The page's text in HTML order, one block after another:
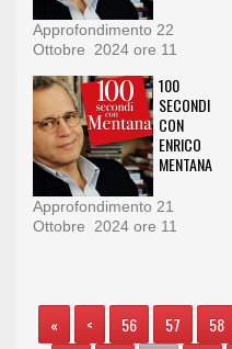
Approfondimento 22
Ottobre 2024 ore 11
100
SECONDI
CON
ENRICO
MENTANA
Approfondimento 21
Ottobre 2024 ore 11
« < 56 57 58